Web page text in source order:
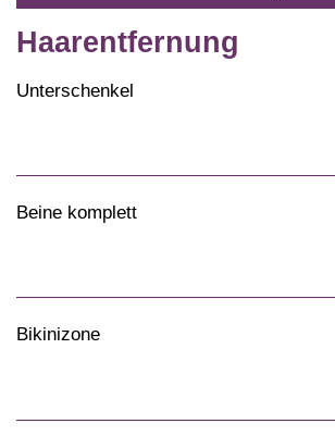
Haarentfernung
Unterschenkel
Beine komplett
Bikinizone